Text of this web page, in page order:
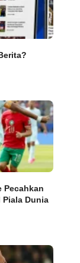
Pecahkan
Piala Dunia